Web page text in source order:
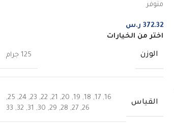
متوفر
372.32 ر.س
اختر من الخيارات
الوزن 125 جرام
القياس
16
,
17
,
18
,
19
,
20
,
21
,
22
,
23
,
24
,
25
,
26
,
27
,
28
,
29
,
30
,
31
,
32
,
33